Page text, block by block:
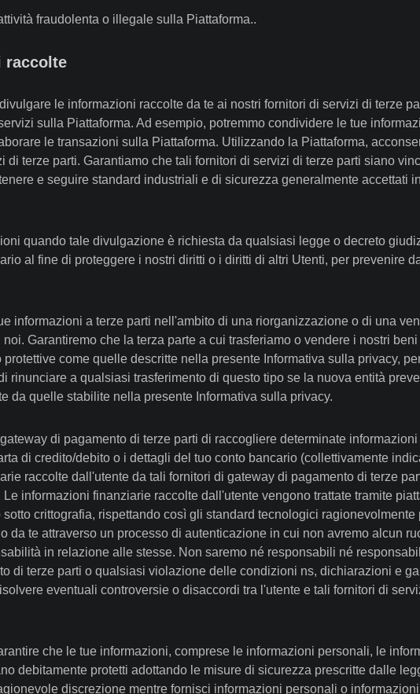
fraudolenta o illegale sulla Piattaforma..
raccolte
le informazioni raccolte da te ai nostri fornitori di servizi di terze
sulla Piattaforma. Ad esempio, potremmo condividere le tue
le transazioni sulla Piattaforma. Utilizzando la Piattaforma,
terze parti. Garantiamo che tali fornitori di servizi di terze parti siano
e seguire standard industriali e di sicurezza generalmente accettati
quando tale divulgazione è richiesta da qualsiasi legge o decreto
al fine di proteggere i nostri diritti o i diritti di altri Utenti, per prevenire
informazioni a terze parti nell'ambito di una riorganizzazione o di una
Garantiremo che la terza parte a cui trasferiamo o vendere i nostri
come quelle descritte nella presente Informativa sulla privacy,
rinunciare a qualsiasi trasferimento di questo tipo se la nuova entità
da quelle stabilite nella presente Informativa sulla privacy.
di pagamento di terze parti di raccogliere determinate
di credito/debito o i dettagli del tuo conto bancario (collettivamente
raccolte dall'utente da tali fornitori di gateway di pagamento di terze
informazioni finanziarie raccolte dall'utente vengono trattate tramite
crittografia, rispettando così gli standard tecnologici
da te attraverso un processo di autenticazione in cui non avremo alcun
in relazione alle stesse. Non saremo né responsabili né
di terze parti o qualsiasi violazione delle condizioni ns, dichiarazioni e
eventuali controversie o disaccordi tra l'utente e tali fornitori di
che le tue informazioni, comprese le informazioni personali, le
debitamente protetti adottando le misure di sicurezza prescritte dalle
discrezione mentre fornisci informazioni personali o